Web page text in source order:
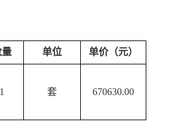
单位 单价（元）
1 套 670630.00